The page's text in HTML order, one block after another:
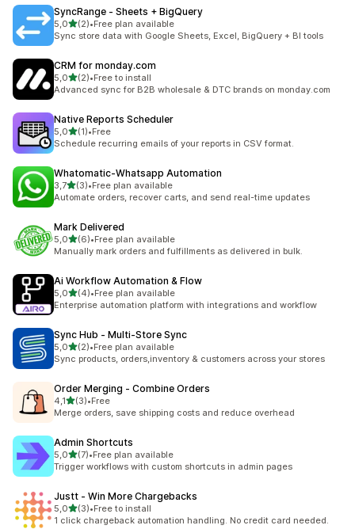
SyncRange ‑ Sheets + BigQuery
5,0na 5 gwiazdek
(2)
Łączna liczba recenzji: 2
•Free plan available
Sync store data with Google Sheets, Excel, BigQuery + BI tools
CRM for monday.com
5,0na 5 gwiazdek
(2)
Łączna liczba recenzji: 2
•Free to install
Advanced sync for B2B wholesale & DTC brands on monday.com
Native Reports Scheduler
5,0na 5 gwiazdek
(1)
Łączna liczba recenzji: 1
•Free
Schedule recurring emails of your reports in CSV format.
Whatomatic‑Whatsapp Automation
3,7na 5 gwiazdek
(3)
Łączna liczba recenzji: 3
•Free plan available
Automate orders, recover carts, and send real-time updates
Mark Delivered
5,0na 5 gwiazdek
(6)
Łączna liczba recenzji: 6
•Free plan available
Manually mark orders and fulfillments as delivered in bulk.
Ai Workflow Automation & Flow
5,0na 5 gwiazdek
(4)
Łączna liczba recenzji: 4
•Free plan available
Enterprise automation platform with integrations and workflow
Sync Hub ‑ Multi‑Store Sync
5,0na 5 gwiazdek
(2)
Łączna liczba recenzji: 2
•Free plan available
Sync products, orders,inventory & customers across your stores
Order Merging ‑ Combine Orders
4,1na 5 gwiazdek
(3)
Łączna liczba recenzji: 3
•Free
Merge orders, save shipping costs and reduce overhead
Admin Shortcuts
5,0na 5 gwiazdek
(7)
Łączna liczba recenzji: 7
•Free plan available
Trigger workflows with custom shortcuts in admin pages
Justt ‑ Win More Chargebacks
5,0na 5 gwiazdek
(3)
Łączna liczba recenzji: 3
•Free to install
1 click chargeback automation handling. No credit card needed.